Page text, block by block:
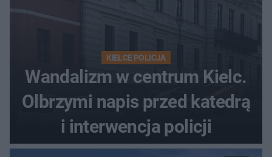
KIELCE POLICJA
Wandalizm w centrum Kielc.
Olbrzymi napis przed katedrą
i interwencja policji